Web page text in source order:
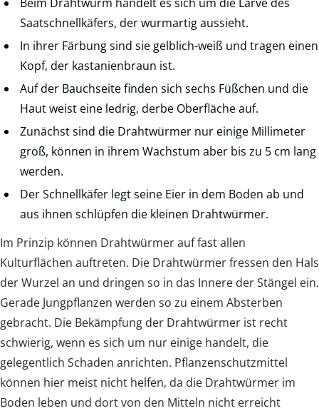
Saatschnellkäfers, der wurmartig aussieht.
In ihrer Färbung sind sie gelblich-weiß und tragen einen
Kopf, der kastanienbraun ist.
Auf der Bauchseite finden sich sechs Füßchen und die
Haut weist eine ledrig, derbe Oberfläche auf.
Zunächst sind die Drahtwürmer nur einige Millimeter
groß, können in ihrem Wachstum aber bis zu 5 cm lang
werden.
Der Schnellkäfer legt seine Eier in dem Boden ab und
aus ihnen schlüpfen die kleinen Drahtwürmer.
Im Prinzip können Drahtwürmer auf fast allen
Kulturflächen auftreten. Die Drahtwürmer fressen den Hals
der Wurzel an und dringen so in das Innere der Stängel ein.
Gerade Jungpflanzen werden so zu einem Absterben
gebracht. Die Bekämpfung der Drahtwürmer ist recht
schwierig, wenn es sich um nur einige handelt, die
gelegentlich Schaden anrichten. Pflanzenschutzmittel
können hier meist nicht helfen, da die Drahtwürmer im
Boden leben und dort von den Mitteln nicht erreicht